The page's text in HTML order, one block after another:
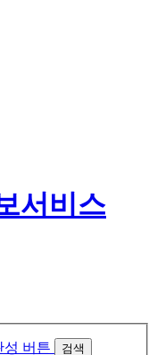
검색